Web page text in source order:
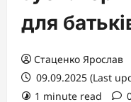
для
Стаценко Ярослав
09.09.2025 (Last
1 minute read